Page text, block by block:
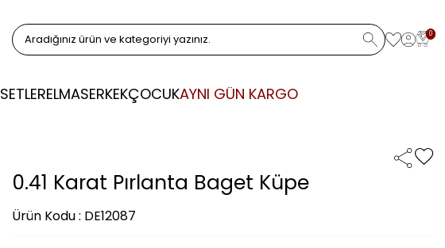
0
SETLERELMASERKEKÇOCUKAYNI GÜN KARGO
0.41 Karat Pırlanta Baget Küpe
Ürün Kodu : DE12087